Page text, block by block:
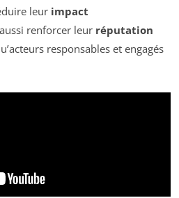
leur impact
renforcer leur réputation
responsables et engagés